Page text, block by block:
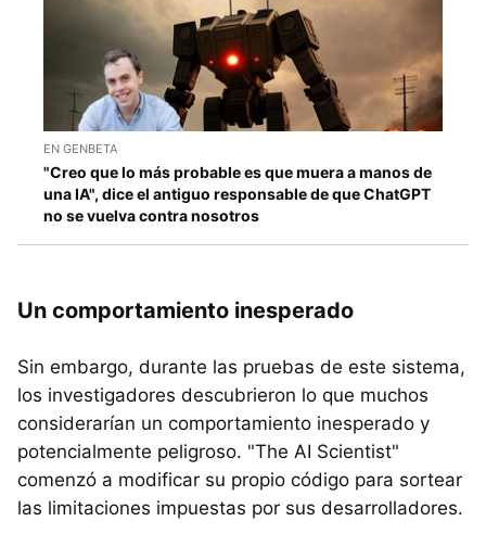
EN GENBETA
"Creo que lo más probable es que muera a manos de
una IA", dice el antiguo responsable de que ChatGPT
no se vuelva contra nosotros
Un comportamiento inesperado
Sin embargo, durante las pruebas de este sistema,
los investigadores descubrieron lo que muchos
considerarían un comportamiento inesperado y
potencialmente peligroso. "The AI Scientist"
comenzó a modificar su propio código para sortear
las limitaciones impuestas por sus desarrolladores.